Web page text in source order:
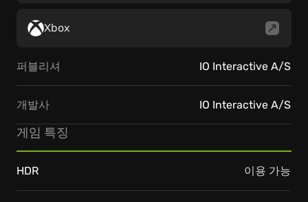
Xbox
퍼블리셔 IO Interactive A/S
개발사 IO Interactive A/S
게임 특징
HDR 이용 가능